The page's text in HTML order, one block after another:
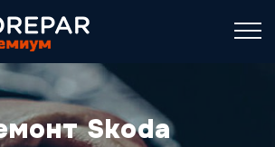
Skoda